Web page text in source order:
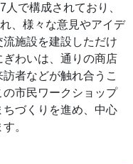
で構成されており、
、様々な意見やアイデ
施設を建設しただけ
わいは、通りの商店
者などが触れ合うこ
市民ワークショップ
づくりを進め、中心
。